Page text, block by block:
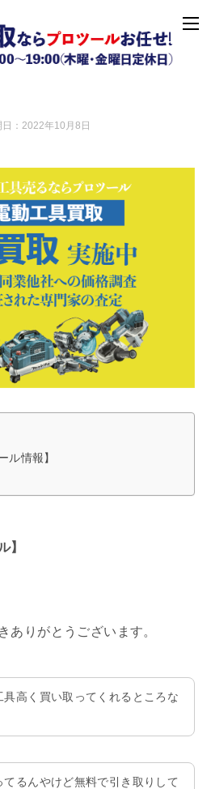
を高く売るなら工具買取
： 2022年10月8日
ル情報】
】
ありがとうございます。
具高く買い取ってくれるところな
てるんやけど無料で引き取りして